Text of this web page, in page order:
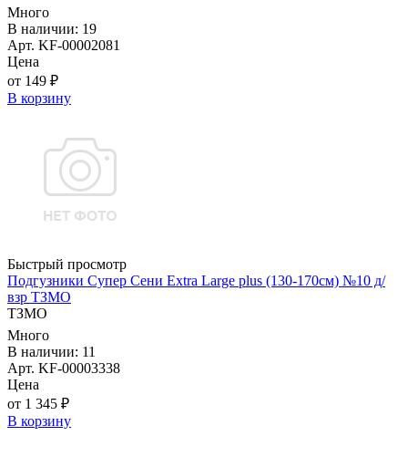
Много
В наличии: 19
Арт. KF-00002081
Цена
от 149 ₽
В корзину
Быстрый просмотр
Подгузники Супер Сени Extra Large plus (130-170см) №10 д/
взр ТЗМО
ТЗМО
Много
В наличии: 11
Арт. KF-00003338
Цена
от 1 345 ₽
В корзину